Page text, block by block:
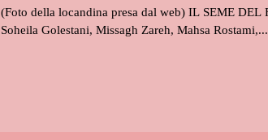
(Foto della locandina presa dal web) IL SEME DEL FICO SACRO di Mohammad Rasoulof con
Soheila Golestani, Missagh Zareh, Mahsa Rostami,...